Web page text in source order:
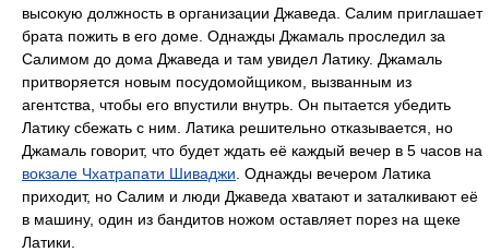
высокую должность в организации Джаведа. Салим приглашает
брата пожить в его доме. Однажды Джамаль проследил за
Салимом до дома Джаведа и там увидел Латику. Джамаль
притворяется новым посудомойщиком, вызванным из
агентства, чтобы его впустили внутрь. Он пытается убедить
Латику сбежать с ним. Латика решительно отказывается, но
Джамаль говорит, что будет ждать её каждый вечер в 5 часов на
вокзале Чхатрапати Шиваджи . Однажды вечером Латика
приходит, но Салим и люди Джаведа хватают и заталкивают её
в машину, один из бандитов ножом оставляет порез на щеке
Латики.